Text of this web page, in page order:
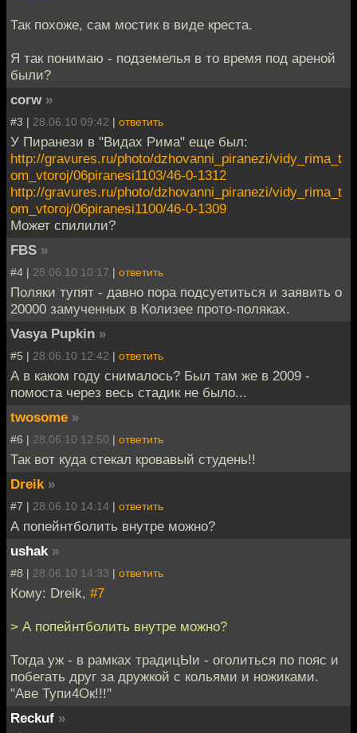
Так похоже, сам мостик в виде креста.
Я так понимаю - подземелья в то время под ареной
были?
corw »
#3 | 28.06.10 09:42 | ответить
У Пиранези в "Видах Рима" еще был:
http://gravures.ru/photo/dzhovanni_piranezi/vidy_rima_t
om_vtoroj/06piranesi1103/46-0-1312
http://gravures.ru/photo/dzhovanni_piranezi/vidy_rima_t
om_vtoroj/06piranesi1100/46-0-1309
Может спилили?
FBS »
#4 | 28.06.10 10:17 | ответить
Поляки тупят - давно пора подсуетиться и заявить о
20000 замученных в Колизее прото-поляках.
Vasya Pupkin »
#5 | 28.06.10 12:42 | ответить
А в каком году снималось? Был там же в 2009 -
помоста через весь стадик не было...
twosome »
#6 | 28.06.10 12:50 | ответить
Так вот куда стекал кровавый студень!!
Dreik »
#7 | 28.06.10 14:14 | ответить
А попейнтболить внутре можно?
ushak »
#8 | 28.06.10 14:33 | ответить
Кому: Dreik, #7
> А попейнтболить внутре можно?
Тогда уж - в рамках традицЫи - оголиться по пояс и
побегать друг за дружкой с кольями и ножиками.
"Аве Тупи4Ок!!!"
Reckuf »